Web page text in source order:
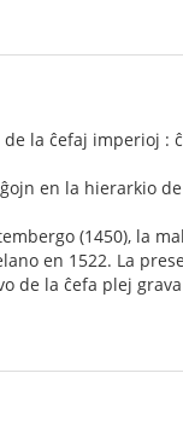
la ĉefaj imperioj :
en la hierarkio
(1450), la
en 1522. La
de la ĉefa plej